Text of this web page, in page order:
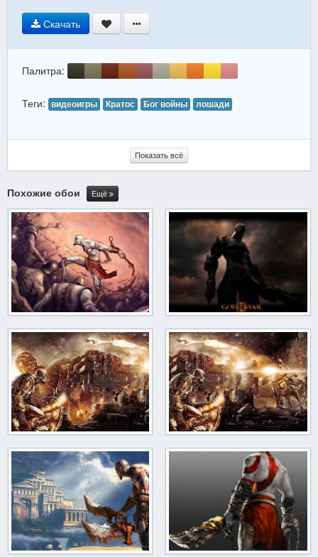
Скачать
Палитра:
Теги: видеоигры Кратос Бог войны лошади
Показать всё
Похожие обои Ещё